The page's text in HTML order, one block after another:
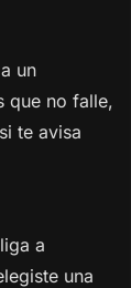
un
que no falle,
te avisa
a
una